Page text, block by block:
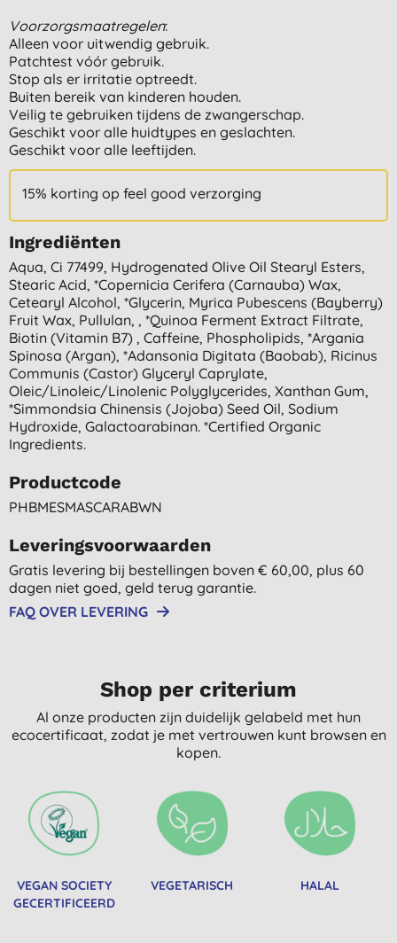
Voorzorgsmaatregelen:
Alleen voor uitwendig gebruik.
Patchtest vóór gebruik.
Stop als er irritatie optreedt.
Buiten bereik van kinderen houden.
Veilig te gebruiken tijdens de zwangerschap.
Geschikt voor alle huidtypes en geslachten.
Geschikt voor alle leeftijden.
15% korting op feel good verzorging
Ingrediënten
Aqua, Ci 77499, Hydrogenated Olive Oil Stearyl Esters,
Stearic Acid, *copernicia Cerifera (carnauba) Wax,
Cetearyl Alcohol, *glycerin, Myrica Pubescens (bayberry)
Fruit Wax, Pullulan, , *quinoa Ferment Extract Filtrate,
Biotin (vitamin B7) , Caffeine, Phospholipids, *argania
Spinosa (argan), *adansonia Digitata (baobab), Ricinus
Communis (castor) Glyceryl Caprylate,
Oleic/linoleic/linolenic Polyglycerides, Xanthan Gum,
*simmondsia Chinensis (jojoba) Seed Oil, Sodium
Hydroxide, Galactoarabinan. *certified Organic
Ingredients.
Productcode
PHBMESMASCARABWN
Leveringsvoorwaarden
Gratis levering bij bestellingen boven € 60,00, plus 60
dagen niet goed, geld terug garantie.
FAQ OVER LEVERING
Shop per criterium
Al onze producten zijn duidelijk gelabeld met hun
ecocertificaat, zodat je met vertrouwen kunt browsen en
kopen.
VEGAN SOCIETY
GECERTIFICEERD
VEGETARISCH HALAL